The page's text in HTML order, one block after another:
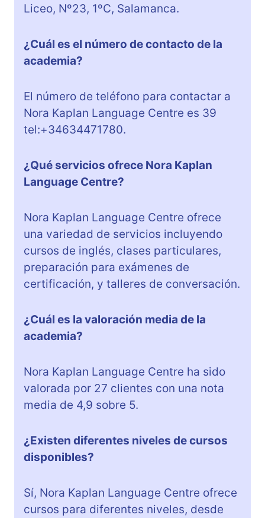
Liceo, Nº23, 1ºC, Salamanca.
¿Cuál es el número de contacto de la
academia?
El número de teléfono para contactar a
Nora Kaplan Language Centre es 39
tel:+34634471780.
¿Qué servicios ofrece Nora Kaplan
Language Centre?
Nora Kaplan Language Centre ofrece
una variedad de servicios incluyendo
cursos de inglés, clases particulares,
preparación para exámenes de
certificación, y talleres de conversación.
¿Cuál es la valoración media de la
academia?
Nora Kaplan Language Centre ha sido
valorada por 27 clientes con una nota
media de 4,9 sobre 5.
¿Existen diferentes niveles de cursos
disponibles?
Sí, Nora Kaplan Language Centre ofrece
cursos para diferentes niveles, desde